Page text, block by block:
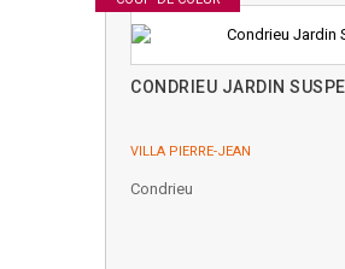
CONDRIEU JARDIN
VILLA PIERRE-JEAN
Condrieu